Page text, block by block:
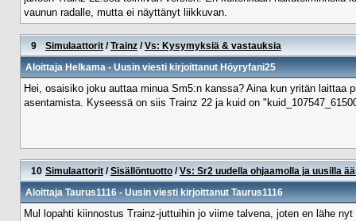
vaunun radalle, mutta ei näyttänyt liikkuvan.
9 Simulaattorit/Trainz/Vs: Kysymyksiä & vastauksia
AloittajaHelkama- Uusin viesti kirjoittanutHöyryfani25
Hei, osaisiko joku auttaa minua Sm5:n kanssa? Aina kun yritän
asentamista. Kyseessä on siis Trainz 22 ja kuid on
10 Simulaattorit/Sisällöntuotto/Vs: Sr2 uudella ohjaamolla ja uusilla
AloittajaTaurus1116- Uusin viesti kirjoittanutTaurus1116
Mul lopahti kiinnostus Trainz-juttuihin jo viime talvena, joten en lähe